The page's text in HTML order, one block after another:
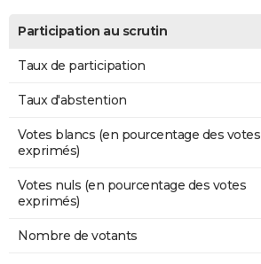
Participation au scrutin
Taux de participation
Taux d'abstention
Votes blancs (en pourcentage des votes
exprimés)
Votes nuls (en pourcentage des votes
exprimés)
Nombre de votants